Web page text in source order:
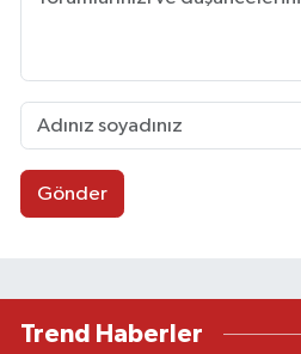
Gönder
Trend Haberler